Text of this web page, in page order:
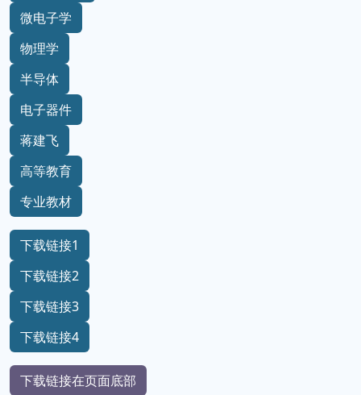
微电子学
物理学
半导体
电子器件
蒋建飞
高等教育
专业教材
下载链接1
下载链接2
下载链接3
下载链接4
下载链接在页面底部